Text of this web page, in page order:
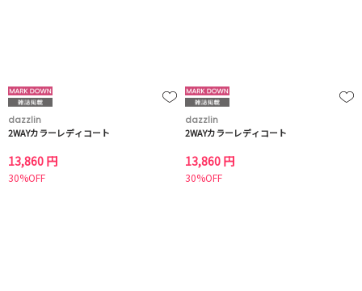
dazzlin
2WAYカラーレディコート
13,860 円
30%OFF
dazzlin
2WAYカラーレディコート
13,860 円
30%OFF